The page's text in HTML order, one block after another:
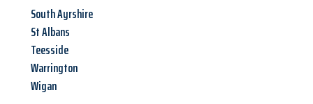
South Ayrshire
St Albans
Teesside
Warrington
Wigan